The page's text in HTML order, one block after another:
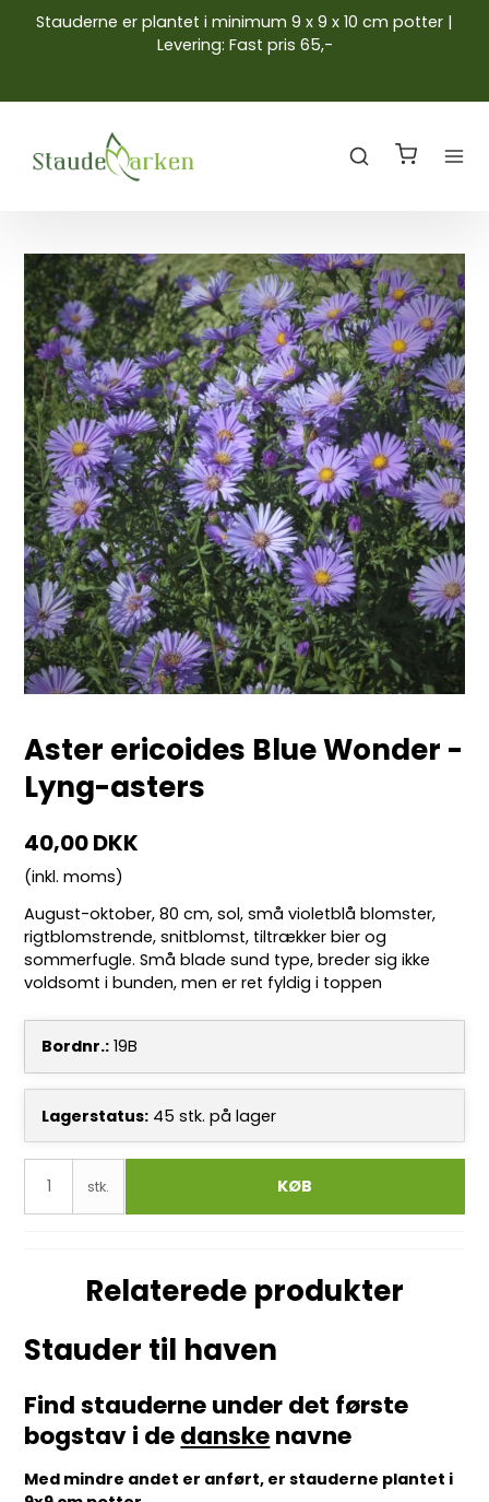
Stauderne er plantet i minimum 9 x 9 x 10 cm potter |
Levering: Fast pris 65,-
Aster ericoides Blue Wonder -
Lyng-asters
40,00 DKK
(inkl. moms)
August-oktober, 80 cm, sol, små violetblå blomster,
rigtblomstrende, snitblomst, tiltrækker bier og
sommerfugle. Små blade sund type, breder sig ikke
voldsomt i bunden, men er ret fyldig i toppen
Bordnr.: 19B
Lagerstatus: 45 stk. på lager
stk. KØB
Relaterede produkter
Stauder til haven
Find stauderne under det første
bogstav i dedanskenavne
Med mindre andet er anført, er stauderne plantet i